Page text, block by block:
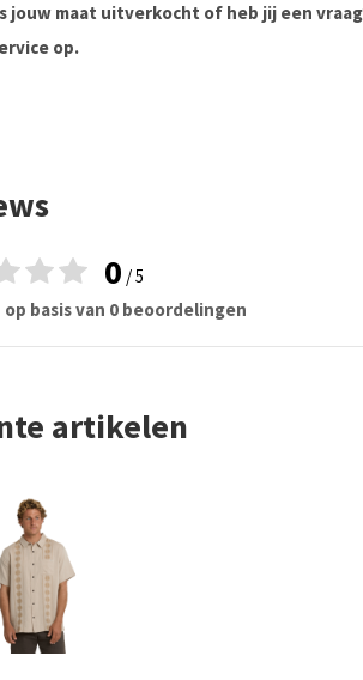
jouw maat uitverkocht of heb jij een
op.
0 / 5
basis van 0 beoordelingen
artikelen